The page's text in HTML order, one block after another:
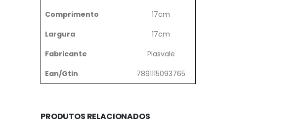
Comprimento
17cm
Largura
17cm
Fabricante
Plasvale
Ean/Gtin
7891115093765
PRODUTOS RELACIONADOS